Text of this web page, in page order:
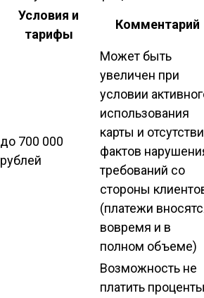
Условия и
тарифы
Комментарий
до 700 000
рублей
Может быть
увеличен при
условии
использования
карты и
фактов
требований со
стороны
(платежи
вовремя и в
полном объеме)
Возможность не
платить